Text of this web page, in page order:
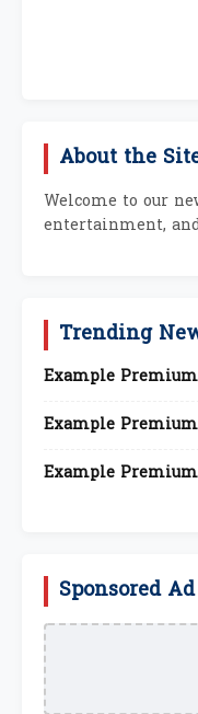
About the
Welcome to our
entertainment,
Trending
Example
Example
Example
Sponsored Ad